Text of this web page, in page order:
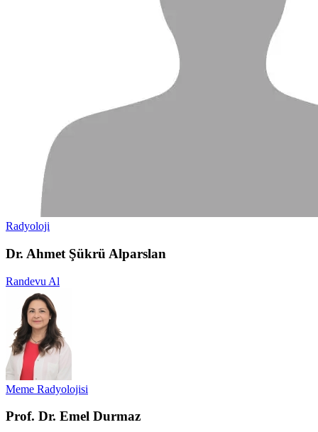
Radyoloji
Dr. Ahmet Şükrü Alparslan
Randevu Al
Meme Radyolojisi
Prof. Dr. Emel Durmaz